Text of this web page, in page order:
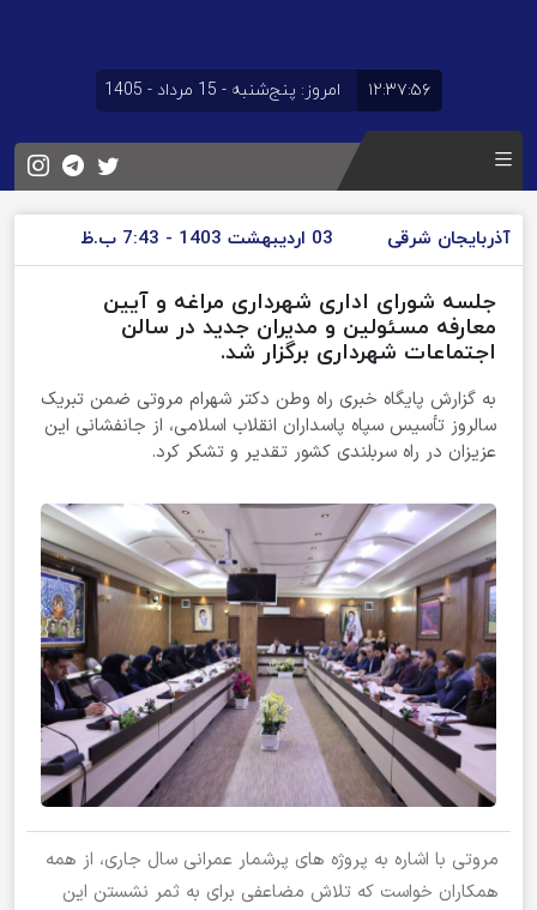
۱۲:۳۷:۵۶ امروز: پنج‌شنبه - 15 مرداد - 1405
آذربایجان شرقی 03 اردیبهشت 1403 - 7:43 ب.ظ
جلسه شورای اداری شهرداری مراغه و آیین
معارفه مسئولین و مدیران جدید در سالن
اجتماعات شهرداری برگزار شد.
به‌ گزارش پایگاه خبری راه وطن دکتر شهرام مروتی ضمن تبریک
سالروز تأسیس سپاه پاسداران انقلاب اسلامی، از جانفشانی این
عزیزان در راه سربلندی کشور تقدیر و تشکر کرد.
مروتی با اشاره به پروژه های پرشمار عمرانی سال جاری، از همه
همکاران خواست که تلاش مضاعفی برای به ثمر نشستن این